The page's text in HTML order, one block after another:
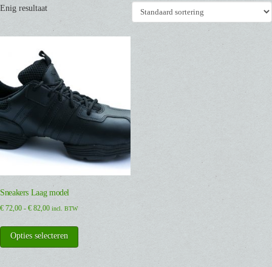
Enig resultaat
Sneakers Laag model
€ 72,00 - € 82,00Prijsklasse:
tot
incl. BTW
Opties selecteren